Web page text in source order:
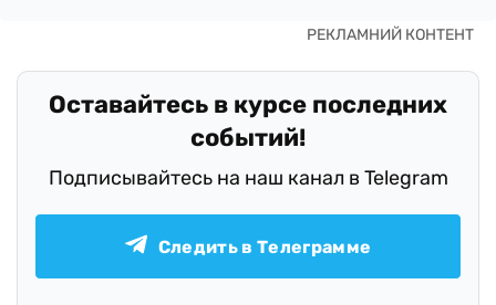
Оставайтесь в курсе последних
событий!
Подписывайтесь на наш канал в Telegram
Следить в Телеграмме